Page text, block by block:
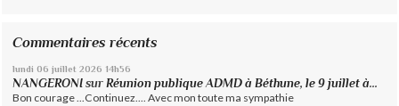
Commentaires récents
lundi 06 juillet 2026 14h56
NANGERONI surRéunion publique ADMD à Béthune, le 9 juillet à...
Bon courage ...Continuez.... Avec mon toute ma sympathie